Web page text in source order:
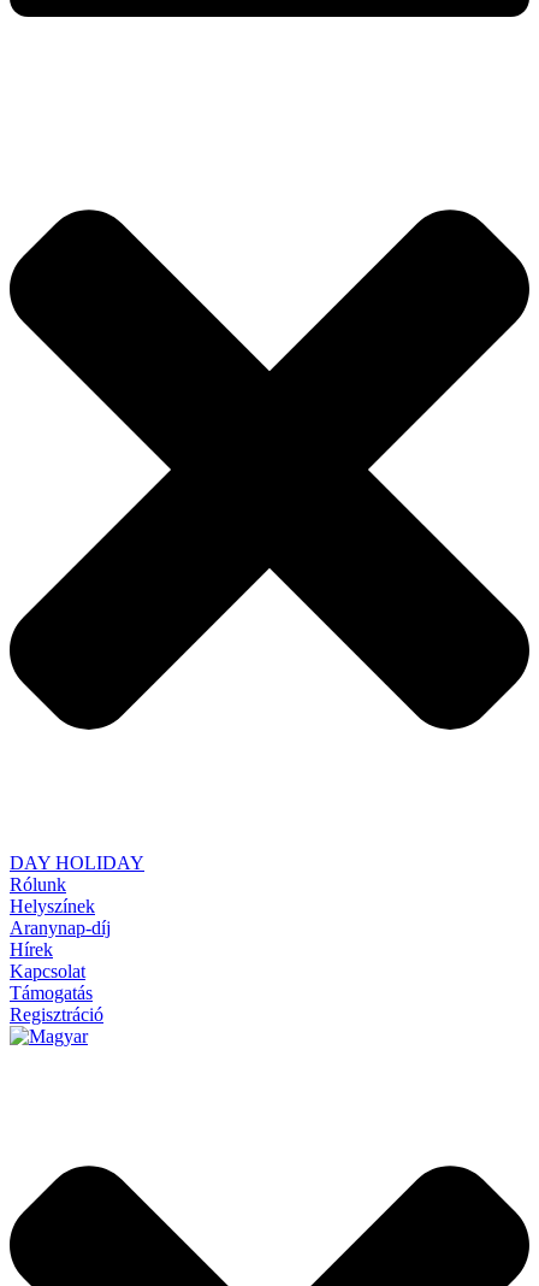
DAY HOLIDAY
Rólunk
Helyszínek
Aranynap-díj
Hírek
Kapcsolat
Támogatás
Regisztráció